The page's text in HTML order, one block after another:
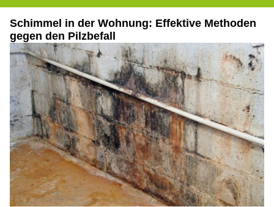
Schimmel in der Wohnung: Effektive Methoden
gegen den Pilzbefall